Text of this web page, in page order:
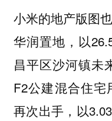
小米的地产版图
华润置地，以
昌平区沙河镇未
F2公建混合住宅
再次出手，以